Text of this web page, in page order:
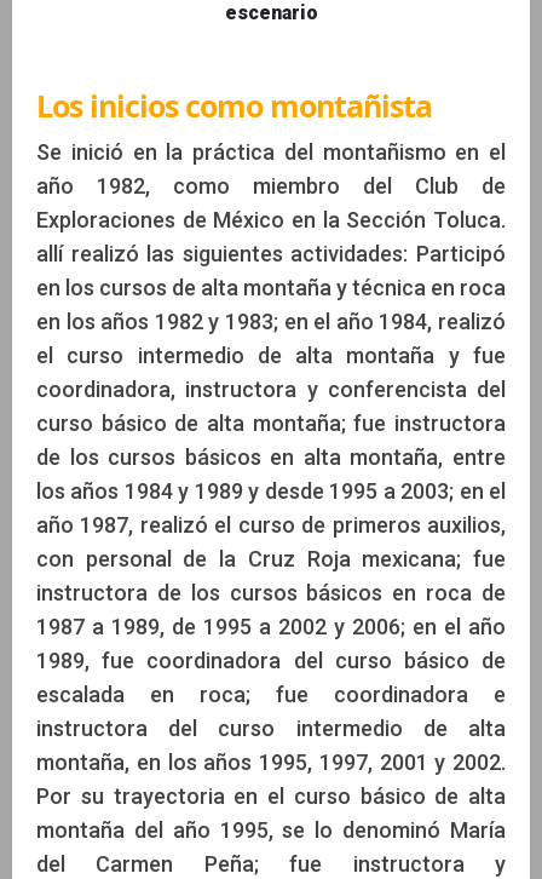
escenario
Los inicios como montañista
Se inició en la práctica del montañismo en el
año 1982, como miembro del Club de
Exploraciones de México en la Sección Toluca.
allí realizó las siguientes actividades: Participó
en los cursos de alta montaña y técnica en roca
en los años 1982 y 1983; en el año 1984, realizó
el curso intermedio de alta montaña y fue
coordinadora, instructora y conferencista del
curso básico de alta montaña; fue instructora
de los cursos básicos en alta montaña, entre
los años 1984 y 1989 y desde 1995 a 2003; en el
año 1987, realizó el curso de primeros auxilios,
con personal de la Cruz Roja mexicana; fue
instructora de los cursos básicos en roca de
1987 a 1989, de 1995 a 2002 y 2006; en el año
1989, fue coordinadora del curso básico de
escalada en roca; fue coordinadora e
instructora del curso intermedio de alta
montaña, en los años 1995, 1997, 2001 y 2002.
Por su trayectoria en el curso básico de alta
montaña del año 1995, se lo denominó María
del Carmen Peña; fue instructora y